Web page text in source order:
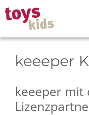
Zum
Inhalt
springen
keeeper
keeeper mit